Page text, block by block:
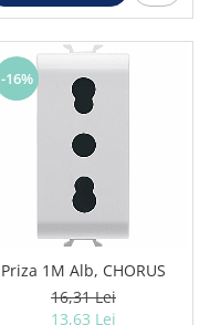
-16%
Priza 1M Alb, CHORUS
16,31 Lei
13,63 Lei